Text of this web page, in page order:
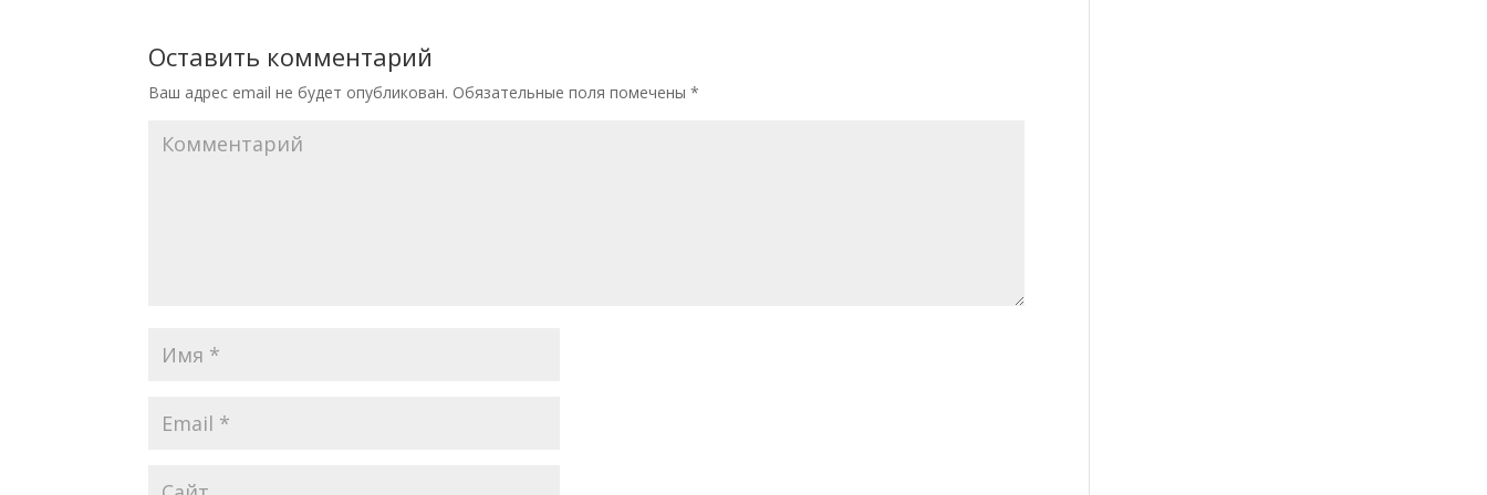
Оставить комментарий
Ваш адрес email не будет опубликован. Обязательные поля помечены*